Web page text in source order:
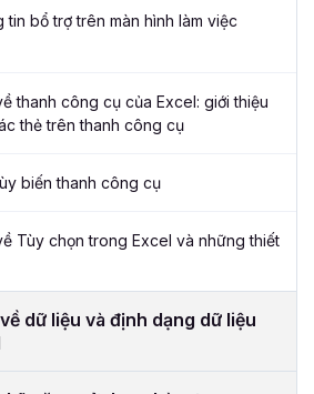
tin bổ trợ trên màn hình làm việc
thanh công cụ của Excel: giới thiệu
thẻ trên thanh công cụ
biến thanh công cụ
Tùy chọn trong Excel và những thiết
dữ liệu và định dạng dữ liệu